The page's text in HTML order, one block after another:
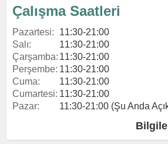
Çalışma Saatleri
Pazartesi:
11:30-21:00
Salı:
11:30-21:00
Çarşamba: 11:30-21:00
Perşembe: 11:30-21:00
Cuma:
11:30-21:00
Cumartesi: 11:30-21:00
Pazar:
11:30-21:00 (Şu Anda